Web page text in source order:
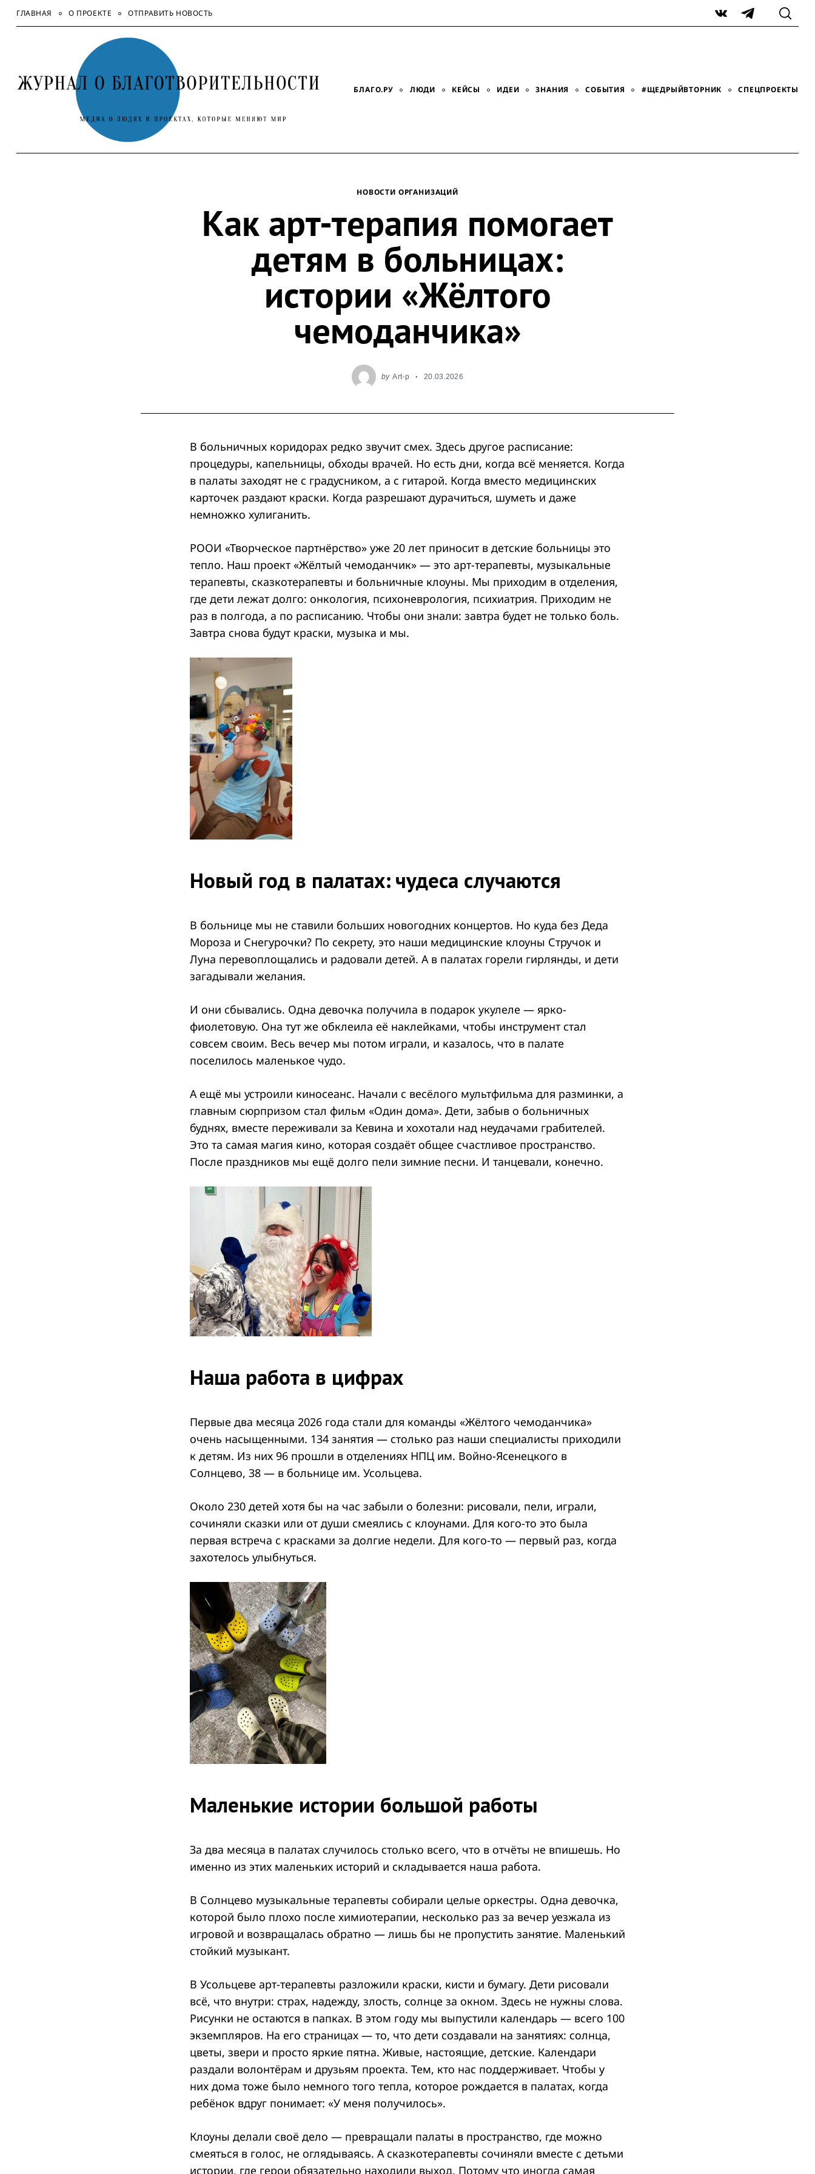
SkipГЛАВНАЯ О ПРОЕКТЕ ОТПРАВИТЬ НОВОСТЬ
VK Telegram
БЛАГО.РУ ЛЮДИ КЕЙСЫ ИДЕИ ЗНАНИЯ СОБЫТИЯ #ЩЕДРЫЙВТОРНИК СПЕЦПРОЕКТЫ
НОВОСТИ ОРГАНИЗАЦИЙ
Как арт-терапия помогает
детям в больницах:
истории «Жёлтого
чемоданчика»
by Art-p 20.03.2026
В больничных коридорах редко звучит смех. Здесь другое расписание:
процедуры, капельницы, обходы врачей. Но есть дни, когда всё меняется. Когда
в палаты заходят не с градусником, а с гитарой. Когда вместо медицинских
карточек раздают краски. Когда разрешают дурачиться, шуметь и даже
немножко хулиганить.
РООИ «Творческое партнёрство» уже 20 лет приносит в детские больницы это
тепло. Наш проект «Жёлтый чемоданчик» — это арт-терапевты, музыкальные
терапевты, сказкотерапевты и больничные клоуны. Мы приходим в отделения,
где дети лежат долго: онкология, психоневрология, психиатрия. Приходим не
раз в полгода, а по расписанию. Чтобы они знали: завтра будет не только боль.
Завтра снова будут краски, музыка и мы.
Новый год в палатах: чудеса случаются
В больнице мы не ставили больших новогодних концертов. Но куда без Деда
Мороза и Снегурочки? По секрету, это наши медицинские клоуны Стручок и
Луна перевоплощались и радовали детей. А в палатах горели гирлянды, и дети
загадывали желания.
И они сбывались. Одна девочка получила в подарок укулеле — ярко-
фиолетовую. Она тут же обклеила её наклейками, чтобы инструмент стал
совсем своим. Весь вечер мы потом играли, и казалось, что в палате
поселилось маленькое чудо.
А ещё мы устроили киносеанс. Начали с весёлого мультфильма для разминки, а
главным сюрпризом стал фильм «Один дома». Дети, забыв о больничных
буднях, вместе переживали за Кевина и хохотали над неудачами грабителей.
Это та самая магия кино, которая создаёт общее счастливое пространство.
После праздников мы ещё долго пели зимние песни. И танцевали, конечно.
Наша работа в цифрах
Первые два месяца 2026 года стали для команды «Жёлтого чемоданчика»
очень насыщенными. 134 занятия — столько раз наши специалисты приходили
к детям. Из них 96 прошли в отделениях НПЦ им. Войно-Ясенецкого в
Солнцево, 38 — в больнице им. Усольцева.
Около 230 детей хотя бы на час забыли о болезни: рисовали, пели, играли,
сочиняли сказки или от души смеялись с клоунами. Для кого-то это была
первая встреча с красками за долгие недели. Для кого-то — первый раз, когда
захотелось улыбнуться.
Маленькие истории большой работы
За два месяца в палатах случилось столько всего, что в отчёты не впишешь. Но
именно из этих маленьких историй и складывается наша работа.
В Солнцево музыкальные терапевты собирали целые оркестры. Одна девочка,
которой было плохо после химиотерапии, несколько раз за вечер уезжала из
игровой и возвращалась обратно — лишь бы не пропустить занятие. Маленький
стойкий музыкант.
В Усольцеве арт-терапевты разложили краски, кисти и бумагу. Дети рисовали
всё, что внутри: страх, надежду, злость, солнце за окном. Здесь не нужны слова.
Рисунки не остаются в папках. В этом году мы выпустили календарь — всего 100
экземпляров. На его страницах — то, что дети создавали на занятиях: солнца,
цветы, звери и просто яркие пятна. Живые, настоящие, детские. Календари
раздали волонтёрам и друзьям проекта. Тем, кто нас поддерживает. Чтобы у
них дома тоже было немного того тепла, которое рождается в палатах, когда
ребёнок вдруг понимает: «У меня получилось».
Клоуны делали своё дело — превращали палаты в пространство, где можно
смеяться в голос, не оглядываясь. А сказкотерапевты сочиняли вместе с детьми
истории, где герои обязательно находили выход. Потому что иногда самая